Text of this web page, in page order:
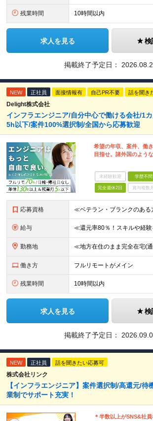
残業時間 10時間以内
求人を見る 検
掲載終了予定日：
NEW 正社員 面接情報有 自己PR不要 話を聞き
Delight株式会社
インフラエンジニア/自分中心で働ける会社/1
5h以下/案件100%選択制/全国から応募歓迎
希望の年収、案件、働
目指せ。諸外国のよう
未経験歓迎 学歴不問
完全週休2日 賞与複数月
応募資格
給与
勤務地
働き方 フルリモートがメイン
残業時間 10時間以内
求人を見る 検
掲載終了予定日：
NEW 正社員 話を聞きたい応募可
株式会社リンク
【インフラエンジニア】案件選択制/高還元/待
業制でサポート充実！
＊半数以上がSNS&社